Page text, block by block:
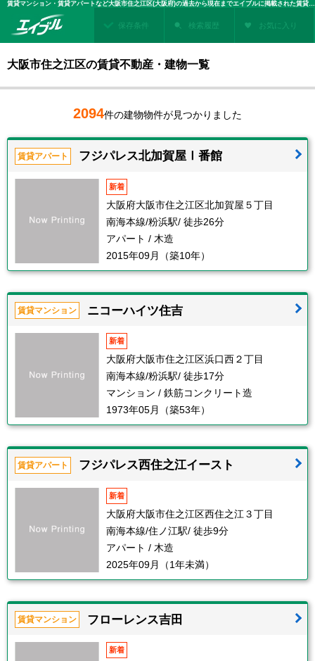
賃貸マンション・賃貸アパートなど大阪市住之江区(大阪府)の過去から現在までエイブルに掲載された賃貸住宅情報・建物情報を検索！不動産賃貸を探すなら、お部屋探しのエイブル
保存条件 検索履歴 お気に入り
大阪市住之江区の賃貸不動産・建物一覧
2094件の建物物件が見つかりました
賃貸アパート フジパレス北加賀屋Ⅰ番館
新着
大阪府大阪市住之江区北加賀屋５丁目
南海本線/粉浜駅/ 徒歩26分
アパート / 木造
2015年09月（築10年）
賃貸マンション ニコーハイツ住吉
新着
大阪府大阪市住之江区浜口西２丁目
南海本線/粉浜駅/ 徒歩17分
マンション / 鉄筋コンクリート造
1973年05月（築53年）
賃貸アパート フジパレス西住之江イースト
新着
大阪府大阪市住之江区西住之江３丁目
南海本線/住ノ江駅/ 徒歩9分
アパート / 木造
2025年09月（1年未満）
賃貸マンション フローレンス吉田
新着